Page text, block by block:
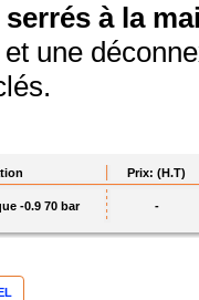
à la
une
Prix: (H.T)
-0.9 70 bar -